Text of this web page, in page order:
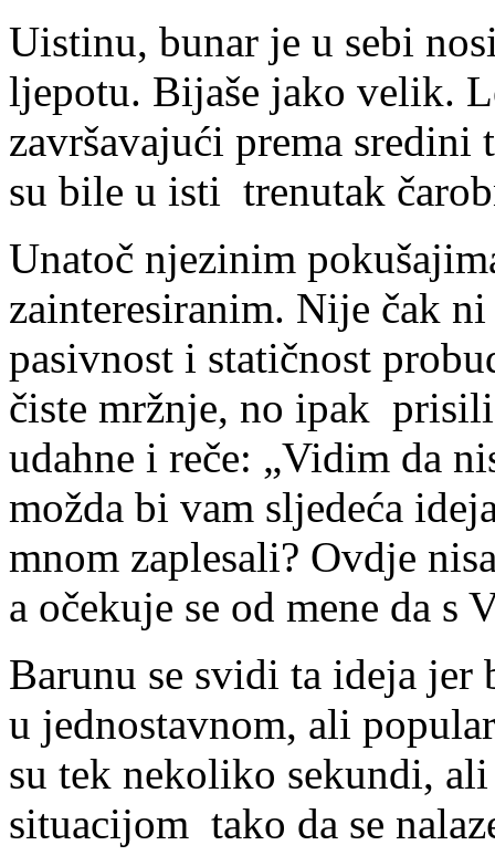
Uistinu, bunar je u sebi
ljepotu. Bijaše jako velik.
završavajući prema
su bile u isti trenutak
Unatoč njezinim
zainteresiranim. Nije čak
pasivnost i statičnost
čiste mržnje, no ipak prisili
udahne i reče: „Vidim da
možda bi vam sljedeća
mnom zaplesali? Ovdje
a očekuje se od mene da s
Barunu se svidi ta ideja jer
u jednostavnom, ali
su tek nekoliko sekundi,
situacijom tako da se